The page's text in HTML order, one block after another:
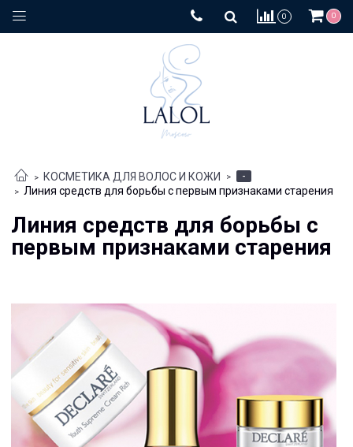
0 0
КОСМЕТИКА ДЛЯ ВОЛОС И КОЖИ
-
Линия средств для борьбы с первым признаками старения
Линия средств для борьбы с
первым признаками старения